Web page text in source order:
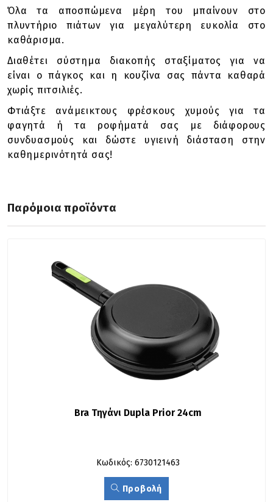
Όλα τα αποσπώμενα μέρη του μπαίνουν στο
πλυντήριο πιάτων για μεγαλύτερη ευκολία στο
καθάρισμα.
Διαθέτει σύστημα διακοπής σταξίματος για να
είναι ο πάγκος και η κουζίνα σας πάντα καθαρά
χωρίς πιτσιλιές.
Φτιάξτε ανάμεικτους φρέσκους χυμούς για τα
φαγητά ή τα ροφήματά σας με διάφορους
συνδυασμούς και δώστε υγιεινή διάσταση στην
καθημερινότητά σας!
Παρόμοια προϊόντα
Bra Τηγάνι Dupla Prior 24cm
Κωδικός: 6730121463
Προβολή